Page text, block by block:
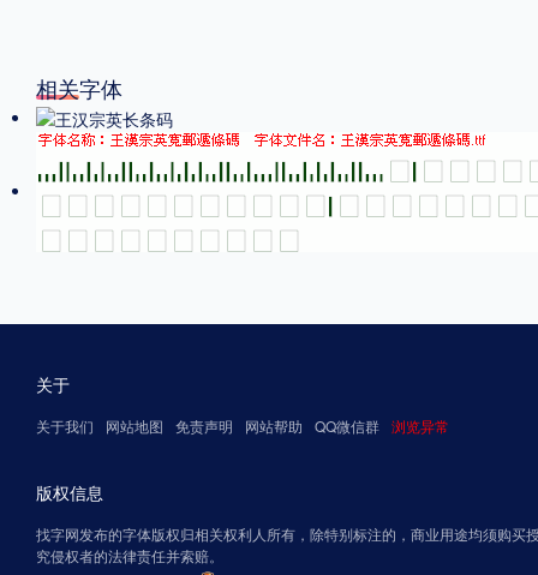
相关字体
关于
关于我们 网站地图 免责声明 网站帮助 QQ微信群 浏览异常
版权信息
找字网发布的字体版权归相关权利人所有，除特别标注的，商业用途均须购买
究侵权者的法律责任并索赔。